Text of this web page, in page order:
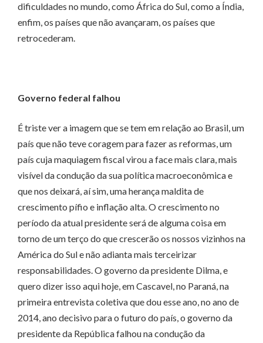
dificuldades no mundo, como África do Sul, como a Índia,
enfim, os países que não avançaram, os países que
retrocederam.
Governo federal falhou
É triste ver a imagem que se tem em relação ao Brasil, um
país que não teve coragem para fazer as reformas, um
país cuja maquiagem fiscal virou a face mais clara, mais
visível da condução da sua política macroeconômica e
que nos deixará, aí sim, uma herança maldita de
crescimento pífio e inflação alta. O crescimento no
período da atual presidente será de alguma coisa em
torno de um terço do que crescerão os nossos vizinhos na
América do Sul e não adianta mais terceirizar
responsabilidades. O governo da presidente Dilma, e
quero dizer isso aqui hoje, em Cascavel, no Paraná, na
primeira entrevista coletiva que dou esse ano, no ano de
2014, ano decisivo para o futuro do país, o governo da
presidente da República falhou na condução da